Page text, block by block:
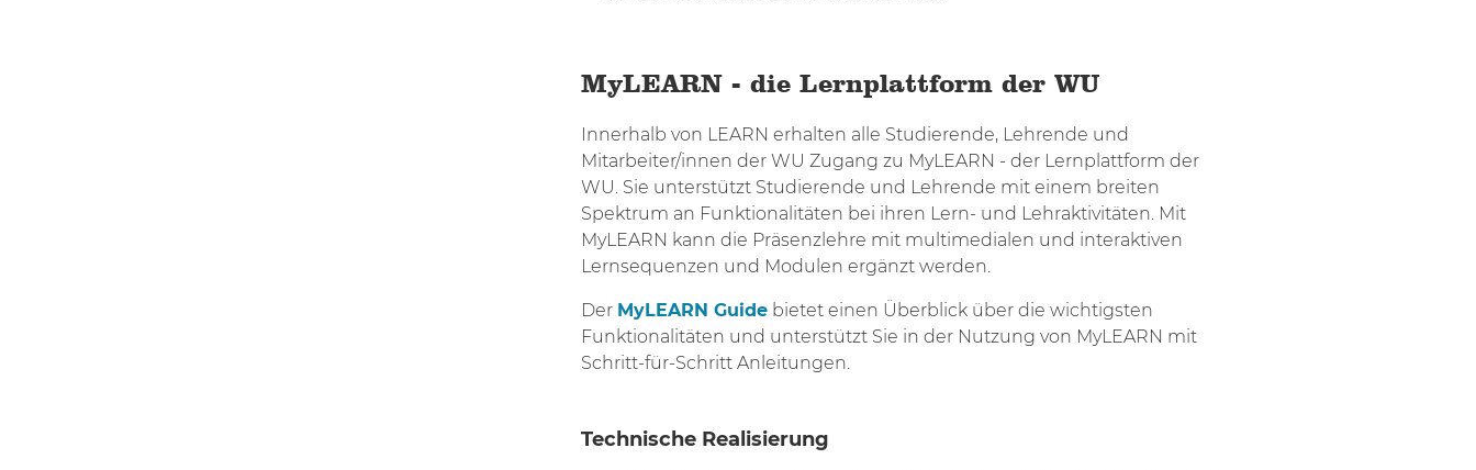
MyLEARN - die Lernplattform der WU
Innerhalb von LEARN erhalten alle Studierende, Lehrende und
Mitarbeiter/innen der WU Zugang zu MyLEARN - der Lernplattform der
WU. Sie unterstützt Studierende und Lehrende mit einem breiten
Spektrum an Funktionalitäten bei ihren Lern- und Lehraktivitäten. Mit
MyLEARN kann die Präsenzlehre mit multimedialen und interaktiven
Lernsequenzen und Modulen ergänzt werden.
Der MyLEARN Guidebietet einen Überblick über die wichtigsten
Funktionalitäten und unterstützt Sie in der Nutzung von MyLEARN mit
Schritt-für-Schritt Anleitungen.
Technische Realisierung